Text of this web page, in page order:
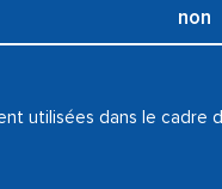
non
utilisées dans le cadre